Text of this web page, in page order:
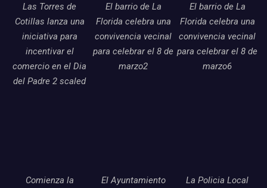
Las Torres de
Cotillas lanza una
iniciativa para
incentivar el
comercio en el Dia
del Padre 2 scaled
El barrio de La
Florida celebra una
convivencia vecinal
para celebrar el 8 de
marzo2
El barrio de La
Florida celebra una
convivencia vecinal
para celebrar el 8 de
marzo6
Comienza la
El Ayuntamiento
La Policia Local